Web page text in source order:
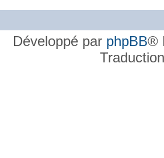
Développé par phpBB®